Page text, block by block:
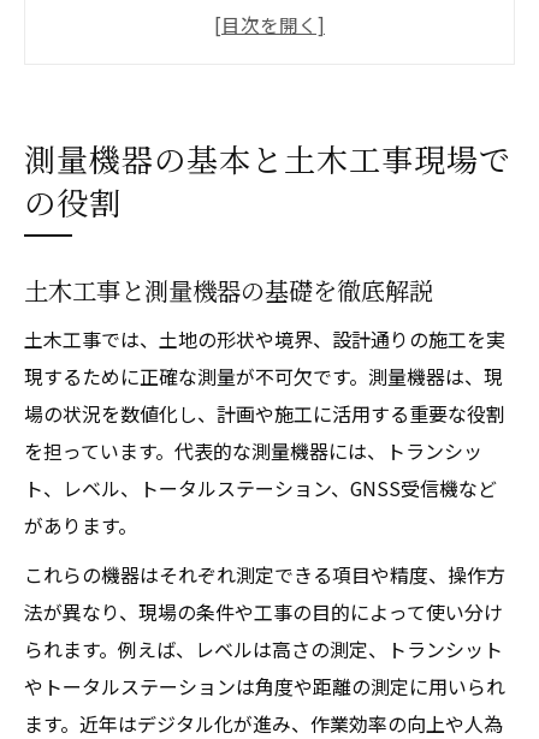
測量機器一覧で知る土木工事の必須知識
土木工事に適した測量機器の選定ポイント
土木工事で選ぶ測量機器の判断基準と特徴
土木工事で役立つ測量道具の使い分け術
トランシットやレベルの適切な選び方解説
土木工事で重視したい測量機器の比較視点
現場ごとに異なる測量道具の使い分け術
土木工事現場での測量道具の最適な使い方
トータルステーションとレベルの活用シー
測量スタッフやプリズムの使い分け実例
土木工事における道具名称の統一と選定法
現場ごとに変わる測量機器の選び方のコツ
トランシットやトータルステーションの機能比
測量機器の基本と土木工事現場で
の役割
土木工事と測量機器の基礎を徹底解説
土木工事では、土地の形状や境界、設計通りの施工を実
現するために正確な測量が不可欠です。測量機器は、現
場の状況を数値化し、計画や施工に活用する重要な役割
を担っています。代表的な測量機器には、トランシッ
ト、レベル、トータルステーション、GNSS受信機など
があります。
これらの機器はそれぞれ測定できる項目や精度、操作方
法が異なり、現場の条件や工事の目的によって使い分け
られます。例えば、レベルは高さの測定、トランシット
やトータルステーションは角度や距離の測定に用いられ
ます。近年はデジタル化が進み、作業効率の向上や人為